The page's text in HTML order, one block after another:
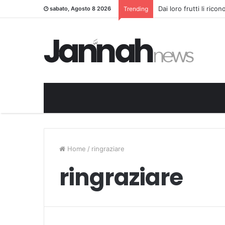
sabato, Agosto 8 2026 Trending Dai loro frutti li
Home / ringraziare
ringraziare